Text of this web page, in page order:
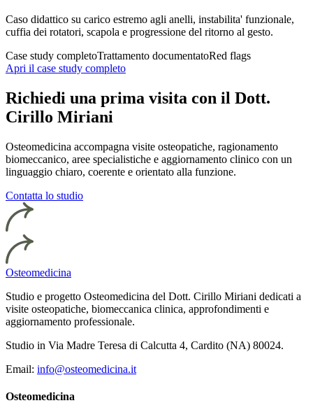
Caso didattico su carico estremo agli anelli, instabilita' funzionale,
cuffia dei rotatori, scapola e progressione del ritorno al gesto.
Case study completoTrattamento documentatoRed flags
Apri il case study completo
Richiedi una prima visita con il Dott.
Cirillo Miriani
Osteomedicina accompagna visite osteopatiche, ragionamento
biomeccanico, aree specialistiche e aggiornamento clinico con un
linguaggio chiaro, coerente e orientato alla funzione.
Contatta lo studio
Osteomedicina
Studio e progetto Osteomedicina del Dott. Cirillo Miriani dedicati a
visite osteopatiche, biomeccanica clinica, approfondimenti e
aggiornamento professionale.
Studio in Via Madre Teresa di Calcutta 4, Cardito (NA) 80024.
Email: info@osteomedicina.it
Osteomedicina